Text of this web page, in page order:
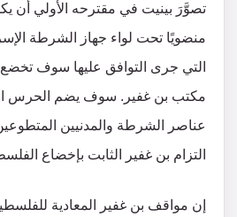
تصوَّرَ بينيت في مقترحه الأولي أن
منضويًا تحت لواء جهاز الشرطة
التي جرى التوافق عليها سوف
مكتب بن غفير. سوف يضم الحرس
عناصر الشرطة والمدنيين
التزام بن غفير الثابت بإخضاع
إن مواقف بن غفير المعادية